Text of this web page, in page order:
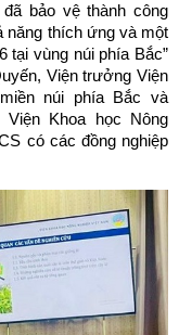
bảo vệ thành công
năng thích ứng và một
tại vùng núi phía Bắc”
Viện trưởng Viện
núi phía Bắc và
Khoa học Nông
có các đồng nghiệp